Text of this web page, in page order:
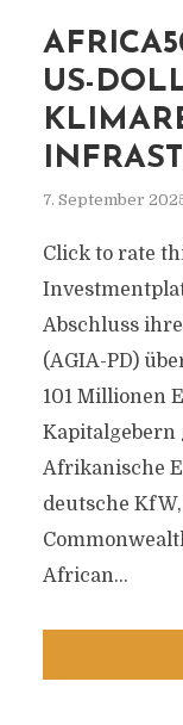
US-
7. September
Click to rate
Abschluss
(AGIA-PD)
101 Millionen
Kapitalgebern
Afrikanische
deutsche
African...